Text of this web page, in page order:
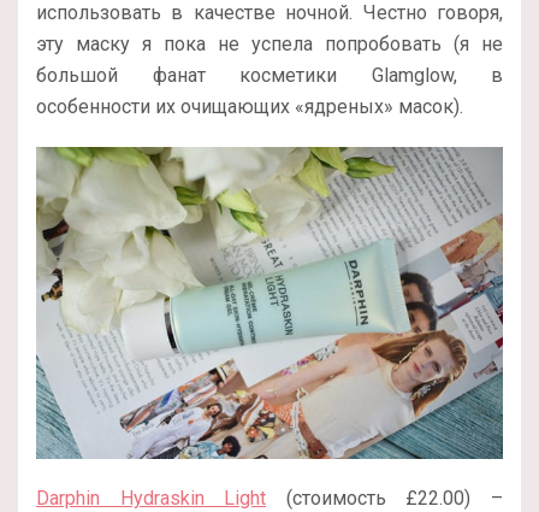
использовать в качестве ночной. Честно говоря,
эту маску я пока не успела попробовать (я не
большой фанат косметики Glamglow, в
особенности их очищающих «ядреных» масок).
Darphin Hydraskin Light (стоимость £22.00) –